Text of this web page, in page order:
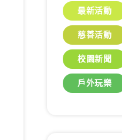
最新活動
慈善活動
校園新聞
戶外玩樂